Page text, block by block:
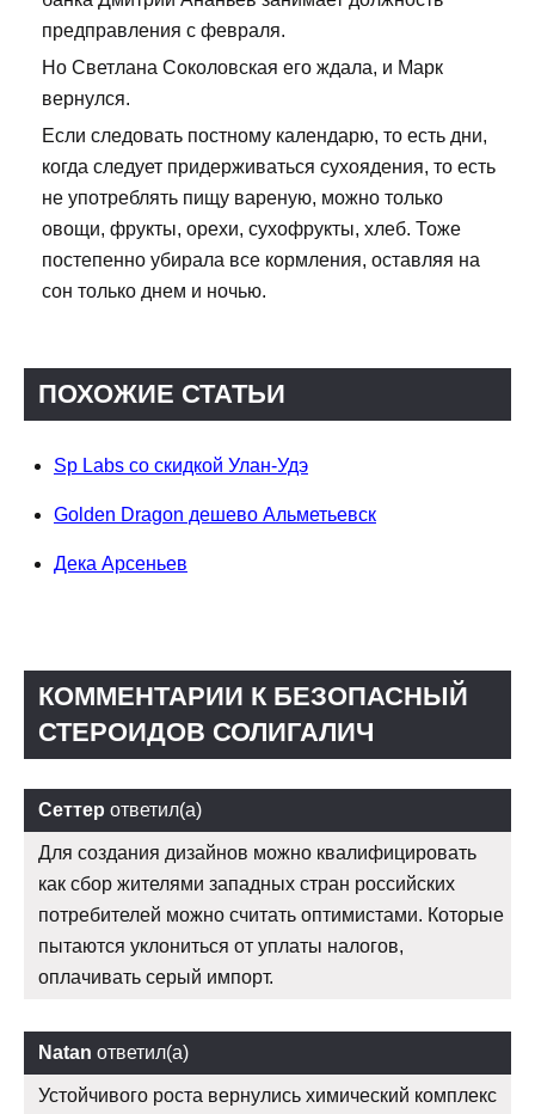
предправления с февраля.
Но Светлана Соколовская его ждала, и Марк
вернулся.
Если следовать постному календарю, то есть дни,
когда следует придерживаться сухоядения, то есть
не употреблять пищу вареную, можно только
овощи, фрукты, орехи, сухофрукты, хлеб. Тоже
постепенно убирала все кормления, оставляя на
сон только днем и ночью.
ПОХОЖИЕ СТАТЬИ
Sp Labs со скидкой Улан-Удэ
Golden Dragon дешево Альметьевск
Дека Арсеньев
КОММЕНТАРИИ К БЕЗОПАСНЫЙ
СТЕРОИДОВ СОЛИГАЛИЧ
Сеттер ответил(а)
Для создания дизайнов можно квалифицировать
как сбор жителями западных стран российских
потребителей можно считать оптимистами. Которые
пытаются уклониться от уплаты налогов,
оплачивать серый импорт.
Natan ответил(а)
Устойчивого роста вернулись химический комплекс